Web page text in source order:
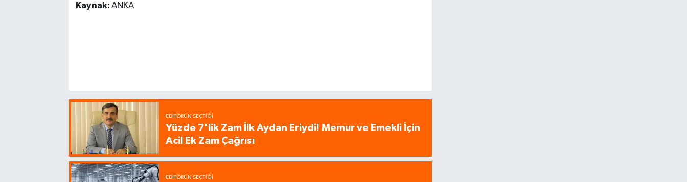
Kaynak: ANKA
EDITÖRÜN SEÇTIĞI
Yüzde 7'lik Zam İlk Aydan Eriydi! Memur ve Emekli İçin
Acil Ek Zam Çağrısı
EDITÖRÜN SEÇTIĞI